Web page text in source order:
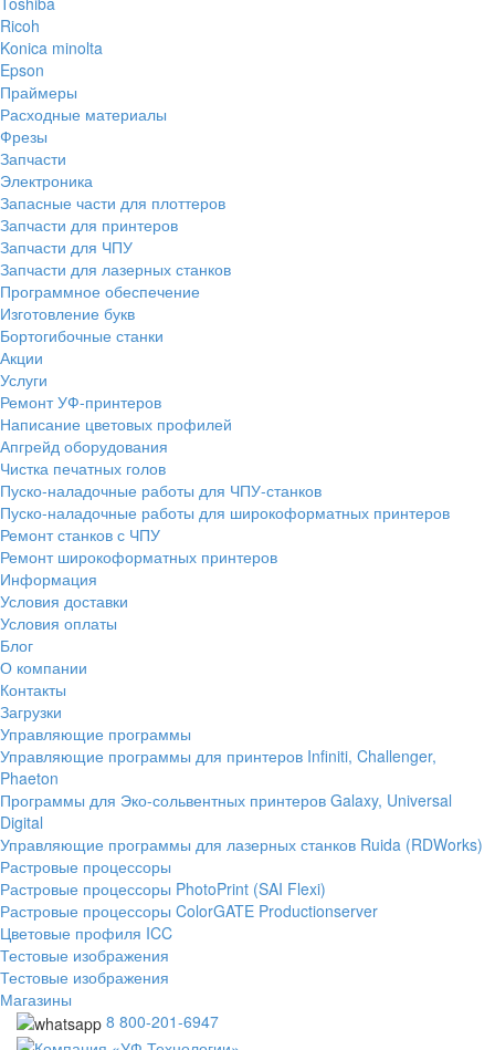
Ricoh
Konica minolta
Epson
Праймеры
Расходные материалы
Фрезы
Запчасти
Электроника
Запасные части для плоттеров
Запчасти для принтеров
Запчасти для ЧПУ
Запчасти для лазерных станков
Программное обеспечение
Изготовление букв
Бортогибочные станки
Акции
Услуги
Ремонт УФ-принтеров
Написание цветовых профилей
Апгрейд оборудования
Чистка печатных голов
Пуско-наладочные работы для ЧПУ-станков
Пуско-наладочные работы для широкоформатных принтеров
Ремонт станков с ЧПУ
Ремонт широкоформатных принтеров
Информация
Условия доставки
Условия оплаты
Блог
О компании
Контакты
Загрузки
Управляющие программы
Управляющие программы для принтеров Infiniti, Challenger,
Phaeton
Программы для Эко-сольвентных принтеров Galaxy, Universal
Digital
Управляющие программы для лазерных станков Ruida (RDWorks)
Растровые процессоры
Растровые процессоры PhotoPrint (SAI Flexi)
Растровые процессоры ColorGATE Productionserver
Цветовые профиля ICC
Тестовые изображения
Тестовые изображения
Магазины
8 800-201-6947